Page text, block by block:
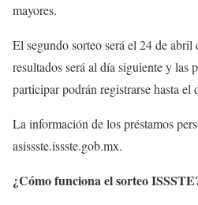
mayores.
El segundo sorteo será el 24 de
resultados será al día siguiente y las
participar podrán registrarse hasta el
La información de los préstamos
asissste.issste.gob.mx.
¿Cómo funciona el sorteo